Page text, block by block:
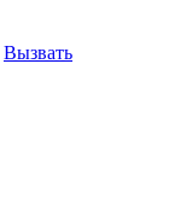
Вызвать